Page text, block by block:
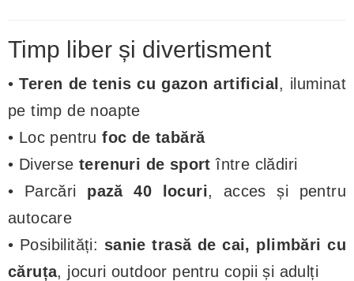
Timp liber și divertisment
•Teren de tenis cu gazon artificial, iluminat
pe timp de noapte
• Loc pentrufoc de tabără
• Diverse terenuri de sport între clădiri
• Parcări pază 40 locuri, acces și pentru
autocare
• Posibilități: sanie trasă de cai, plimbări cu
căruța, jocuri outdoor pentru copii și adulți